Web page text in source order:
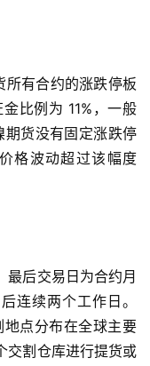
有合约的涨跌停板
比例为 11%，一般
期货没有固定涨跌停
格波动超过该幅度
最后交易日为合约月
连续两个工作日。
点分布在全球主要
交割仓库进行提货或